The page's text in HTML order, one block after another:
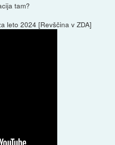
tam?
leto 2024 [Revščina v ZDA]